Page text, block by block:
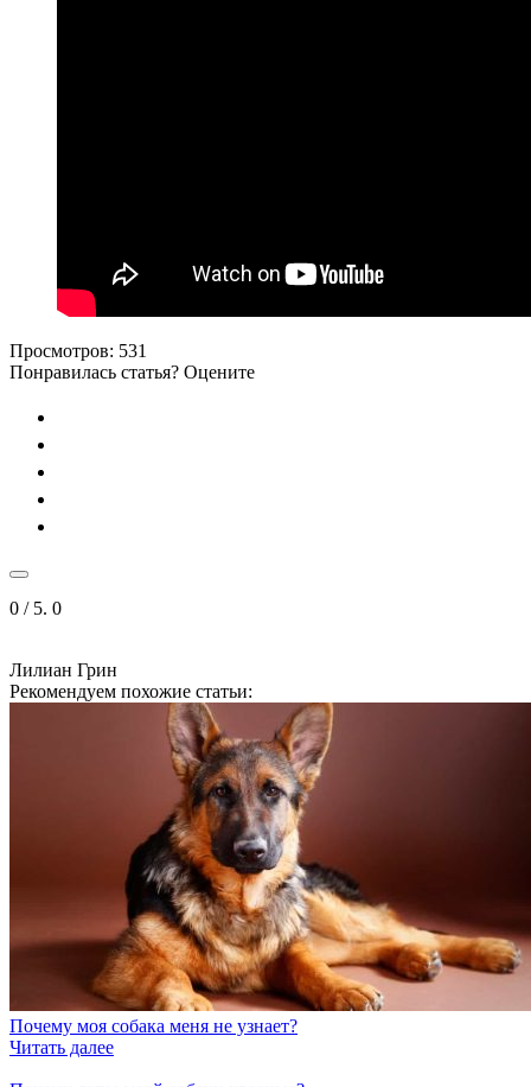
Просмотров: 531
Понравилась статья? Оцените
0 / 5. 0
Лилиан Грин
Рекомендуем похожие статьи:
Почему моя собака меня не узнает?
Читать далее